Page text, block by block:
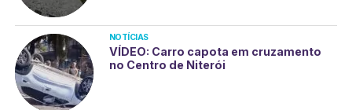
NOTÍCIAS
VÍDEO: Carro capota em cruzamento
no Centro de Niterói